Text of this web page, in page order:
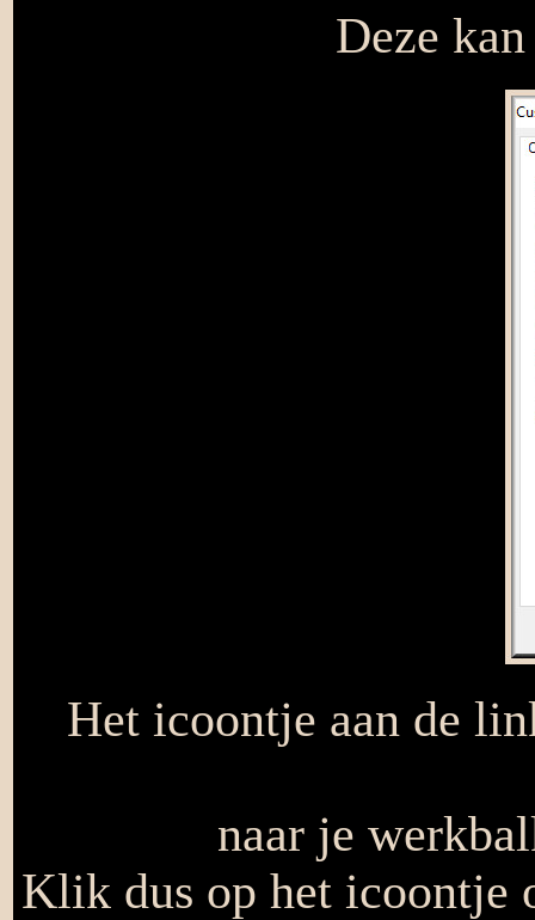
Deze
Het icoontje aan de
naar je
Klik dus op het icoontje